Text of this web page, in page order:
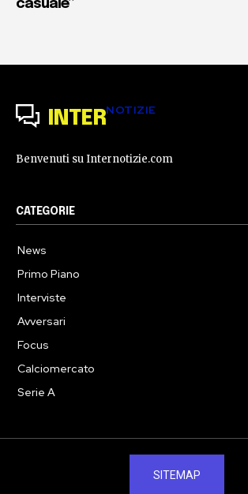
casuale”
INTERNOTIZIE
Benvenuti su Internotizie.com
CATEGORIE
News
Primo Piano
Interviste
Avversari
Focus
Calciomercato
Serie A
SITEMAP